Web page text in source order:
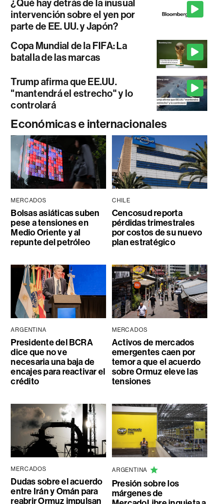
¿Qué hay detrás de la inusual
intervención sobre el yen por
parte de EE. UU. y Japón?
Copa Mundial de la FIFA: La
batalla de las marcas
Trump afirma que EE.UU.
"mantendrá el estrecho" y lo
controlará
Económicas e internacionales
MERCADOS
Bolsas asiáticas suben
pese a tensiones en
Medio Oriente y al
repunte del petróleo
CHILE
Cencosud reporta
pérdidas trimestrales
por costos de su nuevo
plan estratégico
ARGENTINA
Presidente del BCRA
dice que no ve
necesaria una baja de
encajes para reactivar el
crédito
MERCADOS
Activos de mercados
emergentes caen por
temor a que el acuerdo
sobre Ormuz eleve las
tensiones
MERCADOS
Dudas sobre el acuerdo
entre Irán y Omán para
reabrir Ormuz impulsan
ARGENTINA
Presión sobre los
márgenes de